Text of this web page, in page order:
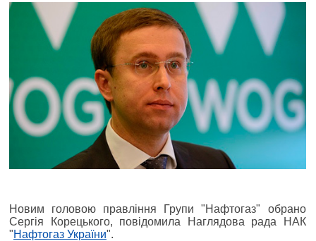
Новим головою правління Групи "Нафтогаз" обрано
Сергія Корецького, повідомила Наглядова рада НАК
"Нафтогаз України".